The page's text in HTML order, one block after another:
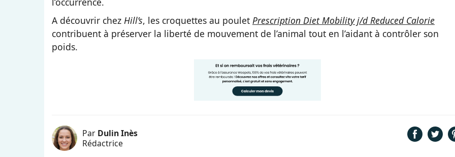
A découvrir chez Hill’s, les croquettes au poulet Prescription Diet Mobility j/d Reduced Calorie
contribuent à préserver la liberté de mouvement de l’animal tout en l’aidant à contrôler son
poids.
Par Dulin Inès
Rédactrice